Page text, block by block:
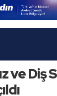
ve Diş